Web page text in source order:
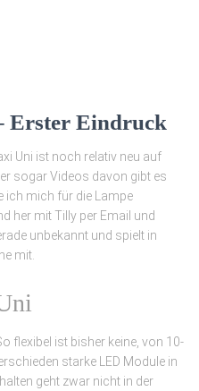
Erster Eindruck
Uni ist noch relativ neu auf
sogar Videos davon gibt es
ich mich für die Lampe
her mit Tilly per Email und
unbekannt und spielt in
mit.
flexibel ist bisher keine, von 10-
starke LED Module in
geht zwar nicht in der